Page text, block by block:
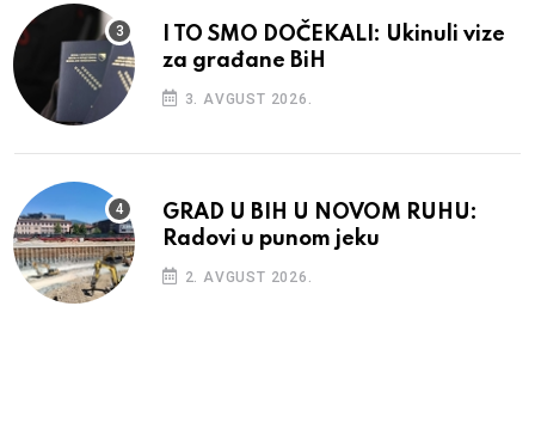
I TO SMO DOČEKALI: Ukinuli vize
za građane BiH
3. AVGUST 2026.
GRAD U BIH U NOVOM RUHU:
Radovi u punom jeku
2. AVGUST 2026.